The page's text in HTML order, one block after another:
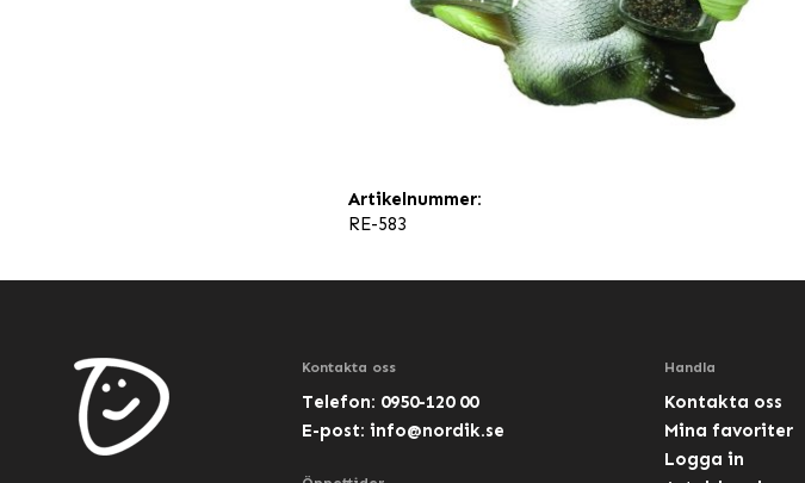
Artikelnummer:
RE-583
Kontakta oss
Telefon: 0950-120 00
E-post: info@nordik.se
Handla
Kontakta oss
Mina favoriter
Logga in